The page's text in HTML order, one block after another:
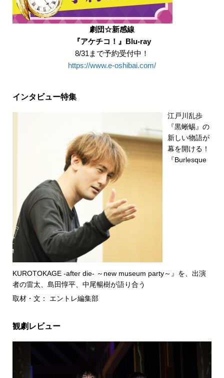
劇団☆新感線
『アケチコ！』Blu-ray
8/31まで予約受付中！
https://www.e-oshibai.com/
インタビュー特集
江戸川乱歩
『黒蜥蜴』の
新しい物語が
幕を開ける！
『Burlesque
KUROTOKAGE -after die- ～new museum party～』を、出演
者の雷太、島田惇平、中尾暢樹が語り合う
取材・文： エントレ編集部
観劇レビュー